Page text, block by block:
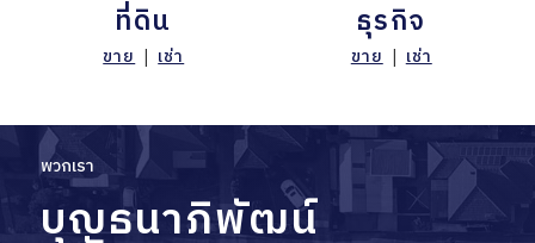
ที่ดิน
ขาย | เช่า
ธุรกิจ
ขาย | เช่า
พวกเรา
บุญธนาภิพัฒน์